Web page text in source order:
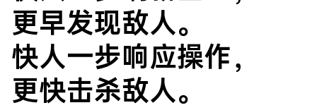
更早发现敌人。
快人一步响应操作，
更快击杀敌人。